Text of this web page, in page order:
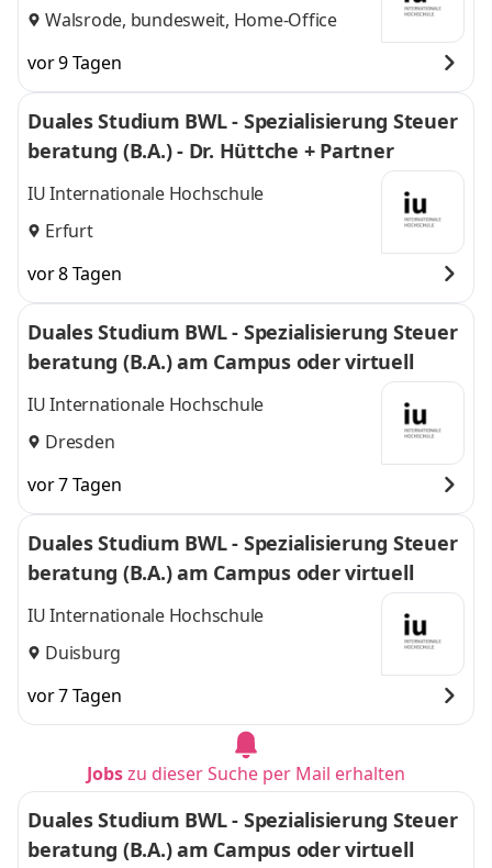
Walsrode, bundesweit, Home-Office
vor 9 Tagen
Duales Studium BWL - Spezialisierung Steuer
beratung (B.A.) - Dr. Hüttche + Partner
IU Internationale Hochschule
Erfurt
vor 8 Tagen
Duales Studium BWL - Spezialisierung Steuer
beratung (B.A.) am Campus oder virtuell
IU Internationale Hochschule
Dresden
vor 7 Tagen
Duales Studium BWL - Spezialisierung Steuer
beratung (B.A.) am Campus oder virtuell
IU Internationale Hochschule
Duisburg
vor 7 Tagen
Jobszu dieser Suche per Mail erhalten
Duales Studium BWL - Spezialisierung Steuer
beratung (B.A.) am Campus oder virtuell